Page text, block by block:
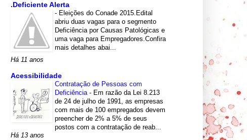
.Deficiente Alerta
- Eleições do Conade 2015.Edital
abriu duas vagas para o segmento
Deficiência por Causas Patológicas e
uma vaga para Empregadores.Confira
mais detalhes abai...
Há 11 anos
Acessibilidade
Contratação de Pessoas com
Deficiência - Em razão da Lei 8.213
de 24 de julho de 1991, as empresas
com mais de 100 empregados devem
preencher de 2% a 5% de seus
postos com a contratação de reab...
Há 13 anos